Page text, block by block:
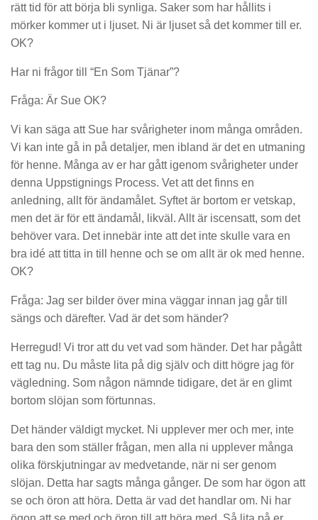
rätt tid för att börja bli synliga. Saker som har hållits i
mörker kommer ut i ljuset. Ni är ljuset så det kommer till er.
OK?
Har ni frågor till “En Som Tjänar”?
Fråga: Är Sue OK?
Vi kan säga att Sue har svårigheter inom många områden.
Vi kan inte gå in på detaljer, men ibland är det en utmaning
för henne. Många av er har gått igenom svårigheter under
denna Uppstignings Process. Vet att det finns en
anledning, allt för ändamålet. Syftet är bortom er vetskap,
men det är för ett ändamål, likväl. Allt är iscensatt, som det
behöver vara. Det innebär inte att det inte skulle vara en
bra idé att titta in till henne och se om allt är ok med henne.
OK?
Fråga: Jag ser bilder över mina väggar innan jag går till
sängs och därefter. Vad är det som händer?
Herregud! Vi tror att du vet vad som händer. Det har pågått
ett tag nu. Du måste lita på dig själv och ditt högre jag för
vägledning. Som någon nämnde tidigare, det är en glimt
bortom slöjan som förtunnas.
Det händer väldigt mycket. Ni upplever mer och mer, inte
bara den som ställer frågan, men alla ni upplever många
olika förskjutningar av medvetande, när ni ser genom
slöjan. Detta har sagts många gånger. De som har ögon att
se och öron att höra. Detta är vad det handlar om. Ni har